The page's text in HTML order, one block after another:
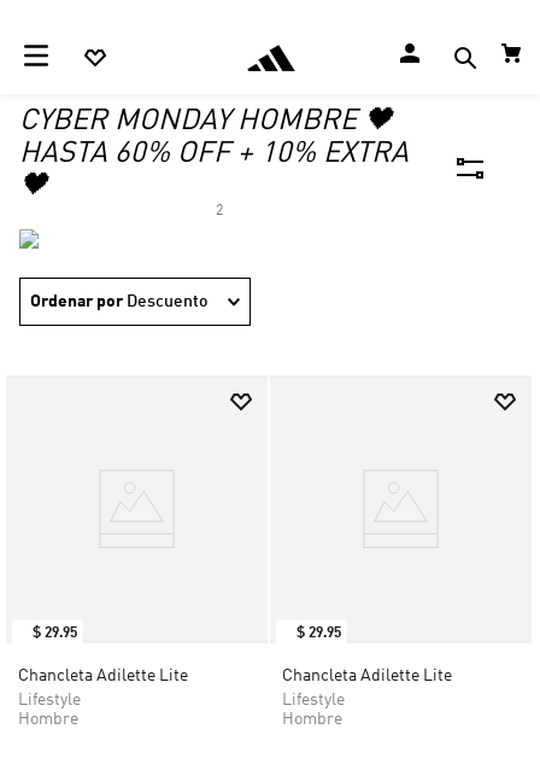
CYBER MONDAY HOMBRE 🖤
HASTA 60% OFF + 10% EXTRA
🖤
2
Ordenar por Descuento
$ 29.95
Chancleta Adilette Lite
Lifestyle
Hombre
$ 29.95
Chancleta Adilette Lite
Lifestyle
Hombre